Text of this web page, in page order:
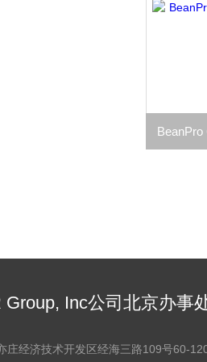
Group, Inc公司北京办事
亦庄经济技术开发区经海三路109号60-